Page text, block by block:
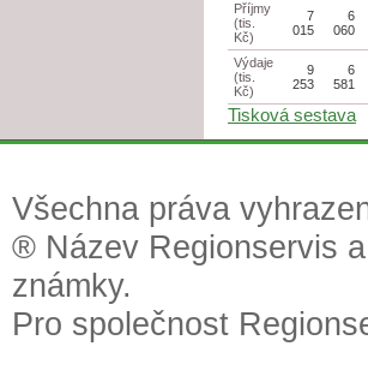
Příjmy
(tis.
Kč)
7
015
6
060
Výdaje
(tis.
Kč)
9
253
6
581
Tisková sestava
Všechna práva
® Název Regionservis
známky.
Pro společnost